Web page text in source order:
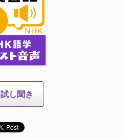
試し聞き